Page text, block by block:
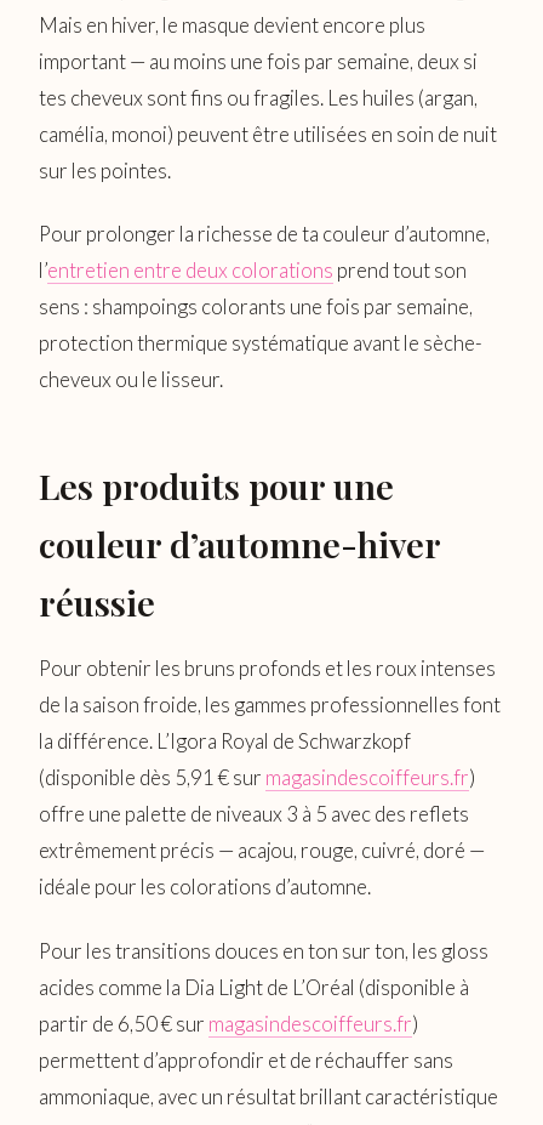
Mais en hiver, le masque devient encore plus
important — au moins une fois par semaine, deux si
tes cheveux sont fins ou fragiles. Les huiles (argan,
camélia, monoi) peuvent être utilisées en soin de nuit
sur les pointes.
Pour prolonger la richesse de ta couleur d’automne,
l’entretien entre deux colorations prend tout son
sens : shampoings colorants une fois par semaine,
protection thermique systématique avant le sèche-
cheveux ou le lisseur.
Les produits pour une
couleur d’automne-hiver
réussie
Pour obtenir les bruns profonds et les roux intenses
de la saison froide, les gammes professionnelles font
la différence. L’Igora Royal de Schwarzkopf
(disponible dès 5,91 € sur magasindescoiffeurs.fr)
offre une palette de niveaux 3 à 5 avec des reflets
extrêmement précis — acajou, rouge, cuivré, doré —
idéale pour les colorations d’automne.
Pour les transitions douces en ton sur ton, les gloss
acides comme la Dia Light de L’Oréal (disponible à
partir de 6,50 € sur magasindescoiffeurs.fr)
permettent d’approfondir et de réchauffer sans
ammoniaque, avec un résultat brillant caractéristique